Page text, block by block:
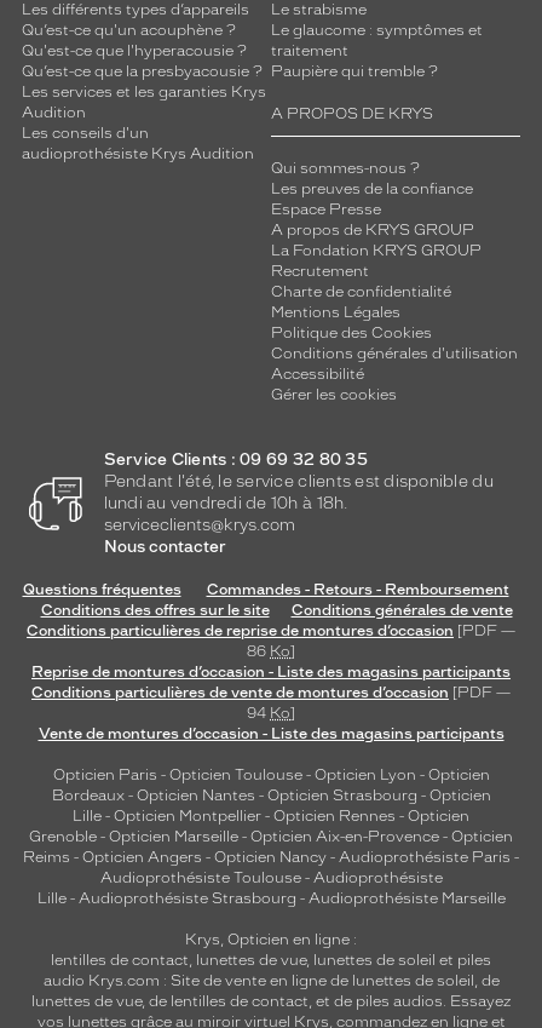
Les différents types d’appareils
Qu’est-ce qu'un acouphène ?
Qu'est-ce que l'hyperacousie ?
Qu’est-ce que la presbyacousie ?
Les services et les garanties Krys
Audition
Les conseils d'un
audioprothésiste Krys Audition
Le strabisme
Le glaucome : symptômes et
traitement
Paupière qui tremble ?
A PROPOS DE KRYS
Qui sommes-nous ?
Les preuves de la confiance
Espace Presse
A propos de KRYS GROUP
La Fondation KRYS GROUP
Recrutement
Charte de confidentialité
Mentions Légales
Politique des Cookies
Conditions générales d'utilisation
Accessibilité
Gérer les cookies
Service Clients : 09 69 32 80 35
Pendant l'été, le service clients est disponible du
lundi au vendredi de 10h à 18h.
serviceclients@krys.com
Nous contacter
Questions fréquentes
Commandes - Retours - Remboursement
Conditions des offres sur le site
Conditions générales de vente
Conditions particulières de reprise de montures d’occasion [PDF —
86 Ko]
Reprise de montures d’occasion - Liste des magasins participants
Conditions particulières de vente de montures d’occasion [PDF —
94 Ko]
Vente de montures d’occasion - Liste des magasins participants
Opticien Paris - Opticien Toulouse- Opticien Lyon - Opticien
Bordeaux- Opticien Nantes - Opticien Strasbourg - Opticien
Lille - Opticien Montpellier - Opticien Rennes - Opticien
Grenoble - Opticien Marseille - Opticien Aix-en-Provence - Opticien
Reims - Opticien Angers - Opticien Nancy - Audioprothésiste Paris -
Audioprothésiste Toulouse- Audioprothésiste
Lille- Audioprothésiste Strasbourg - Audioprothésiste Marseille
Krys, Opticien en ligne :
lentilles de contact, lunettes de vue, lunettes de soleil et piles
audio Krys.com : Site de vente en ligne de lunettes de soleil, de
lunettes de vue, de lentilles de contact, et de piles audios. Essayez
vos lunettes grâce au miroir virtuel Krys, commandez en ligne et